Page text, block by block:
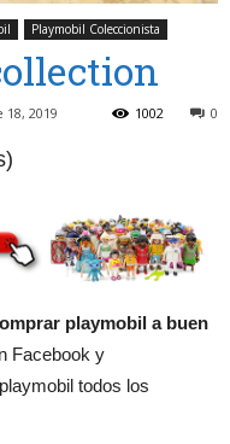
Playmobil Coleccionista
2019 0
1002
playmobil a buen
Facebook y
todos los